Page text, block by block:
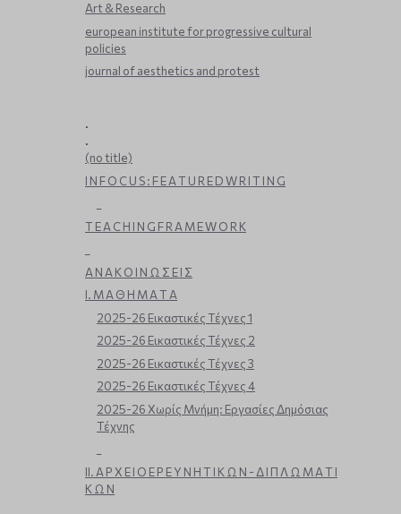
Art & Research
european institute for progressive cultural
policies
journal of aesthetics and protest
.
.
(no title)
I N F O C U S : F E A T U R E D W R I T I N G
T E A C H I N G F R A M E W O R K
Α Ν Α Κ Ο Ι Ν Ω Σ Ε Ι Σ
Ι. Μ Α Θ Η Μ Α Τ Α
2025-26 Εικαστικές Τέχνες 1
2025-26 Εικαστικές Τέχνες 2
2025-26 Εικαστικές Τέχνες 3
2025-26 Εικαστικές Τέχνες 4
2025-26 Χωρίς Μνήμη: Εργασίες Δημόσιας
Τέχνης
ΙΙ. Α Ρ Χ Ε Ι Ο Ε Ρ Ε Υ Ν Η Τ Ι Κ Ω Ν - Δ Ι Π Λ Ω Μ Α Τ Ι
Κ Ω Ν